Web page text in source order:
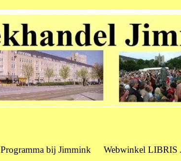
Programma bij Jimmink Webwinkel